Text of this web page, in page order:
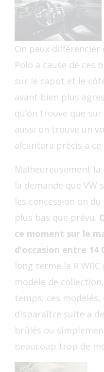
On peux différencier
Polo a cause de ces
sur le capot et le
avant bien plus
qu’on trouve que
aussi on trouve un
alcantara précis a ce
Malheureusement la
la demande que VW
les concession on
plus bas que prévu.
ce moment sur le
d’occasion entre 14
long terme la R
modèle de
temps, ces modelés,
disparaître suite a
brûlés ou
beaucoup trop de